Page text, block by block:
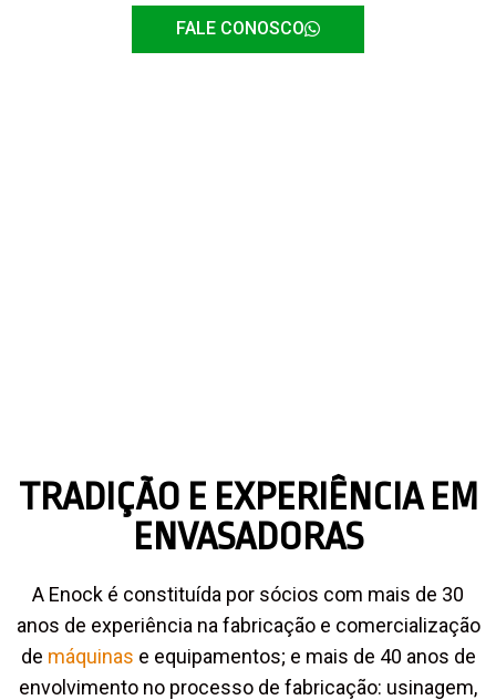
FALE CONOSCO
TRADIÇÃO E EXPERIÊNCIA EM
ENVASADORAS
A Enock é constituída por sócios com mais de 30
anos de experiência na fabricação e comercialização
de máquinas e equipamentos; e mais de 40 anos de
envolvimento no processo de fabricação: usinagem,